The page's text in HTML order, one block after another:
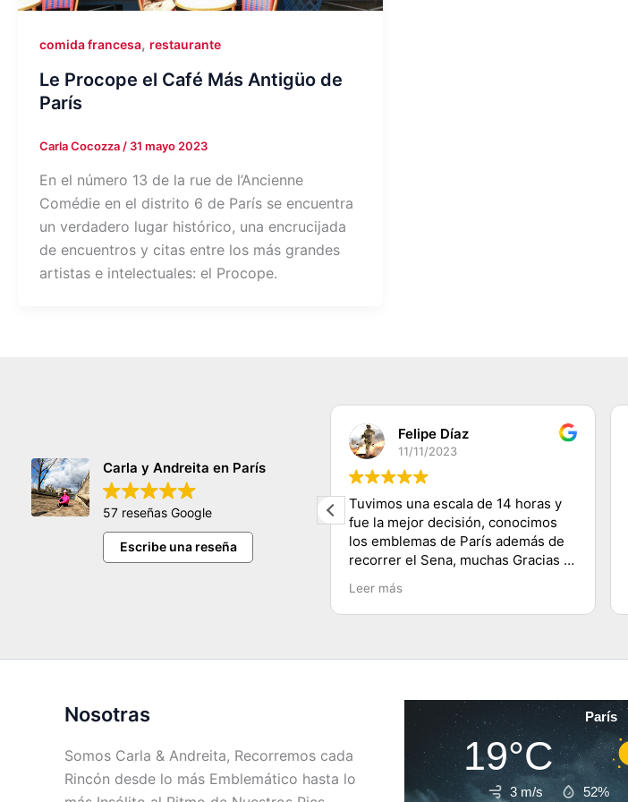
comida francesa, restaurante
Le Procope el Café Más Antigüo de
París
Carla Cocozza / 31 mayo 2023
En el número 13 de la rue de l’Ancienne
Comédie en el distrito 6 de París se encuentra
un verdadero lugar histórico, una encrucijada
de encuentros y citas entre los más grandes
artistas e intelectuales: el Procope.
Carla y Andreita en París
57 reseñas Google
Escribe una reseña
hermosa persona nos encanto
conocer tantos lugares y de una
manera muy dinamica y facil
Felipe Díaz
11/11/2023
Tuvimos una escala de 14 horas y
fue la mejor decisión, conocimos
los emblemas de París además de
recorrer el Sena, muchas Gracias a
Carla y a su equipo y 100%
Recomendado, saludos desde
Chile.
Leer más
Nosotras
Somos Carla & Andreita, Recorremos cada
Rincón desde lo más Emblemático hasta lo
París
19°C
3 m/s 52%